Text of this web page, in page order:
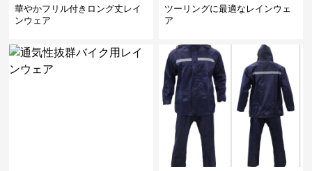
華やかフリル付きロング丈レイ
ンウェア
ツーリングに最適なレインウェ
ア